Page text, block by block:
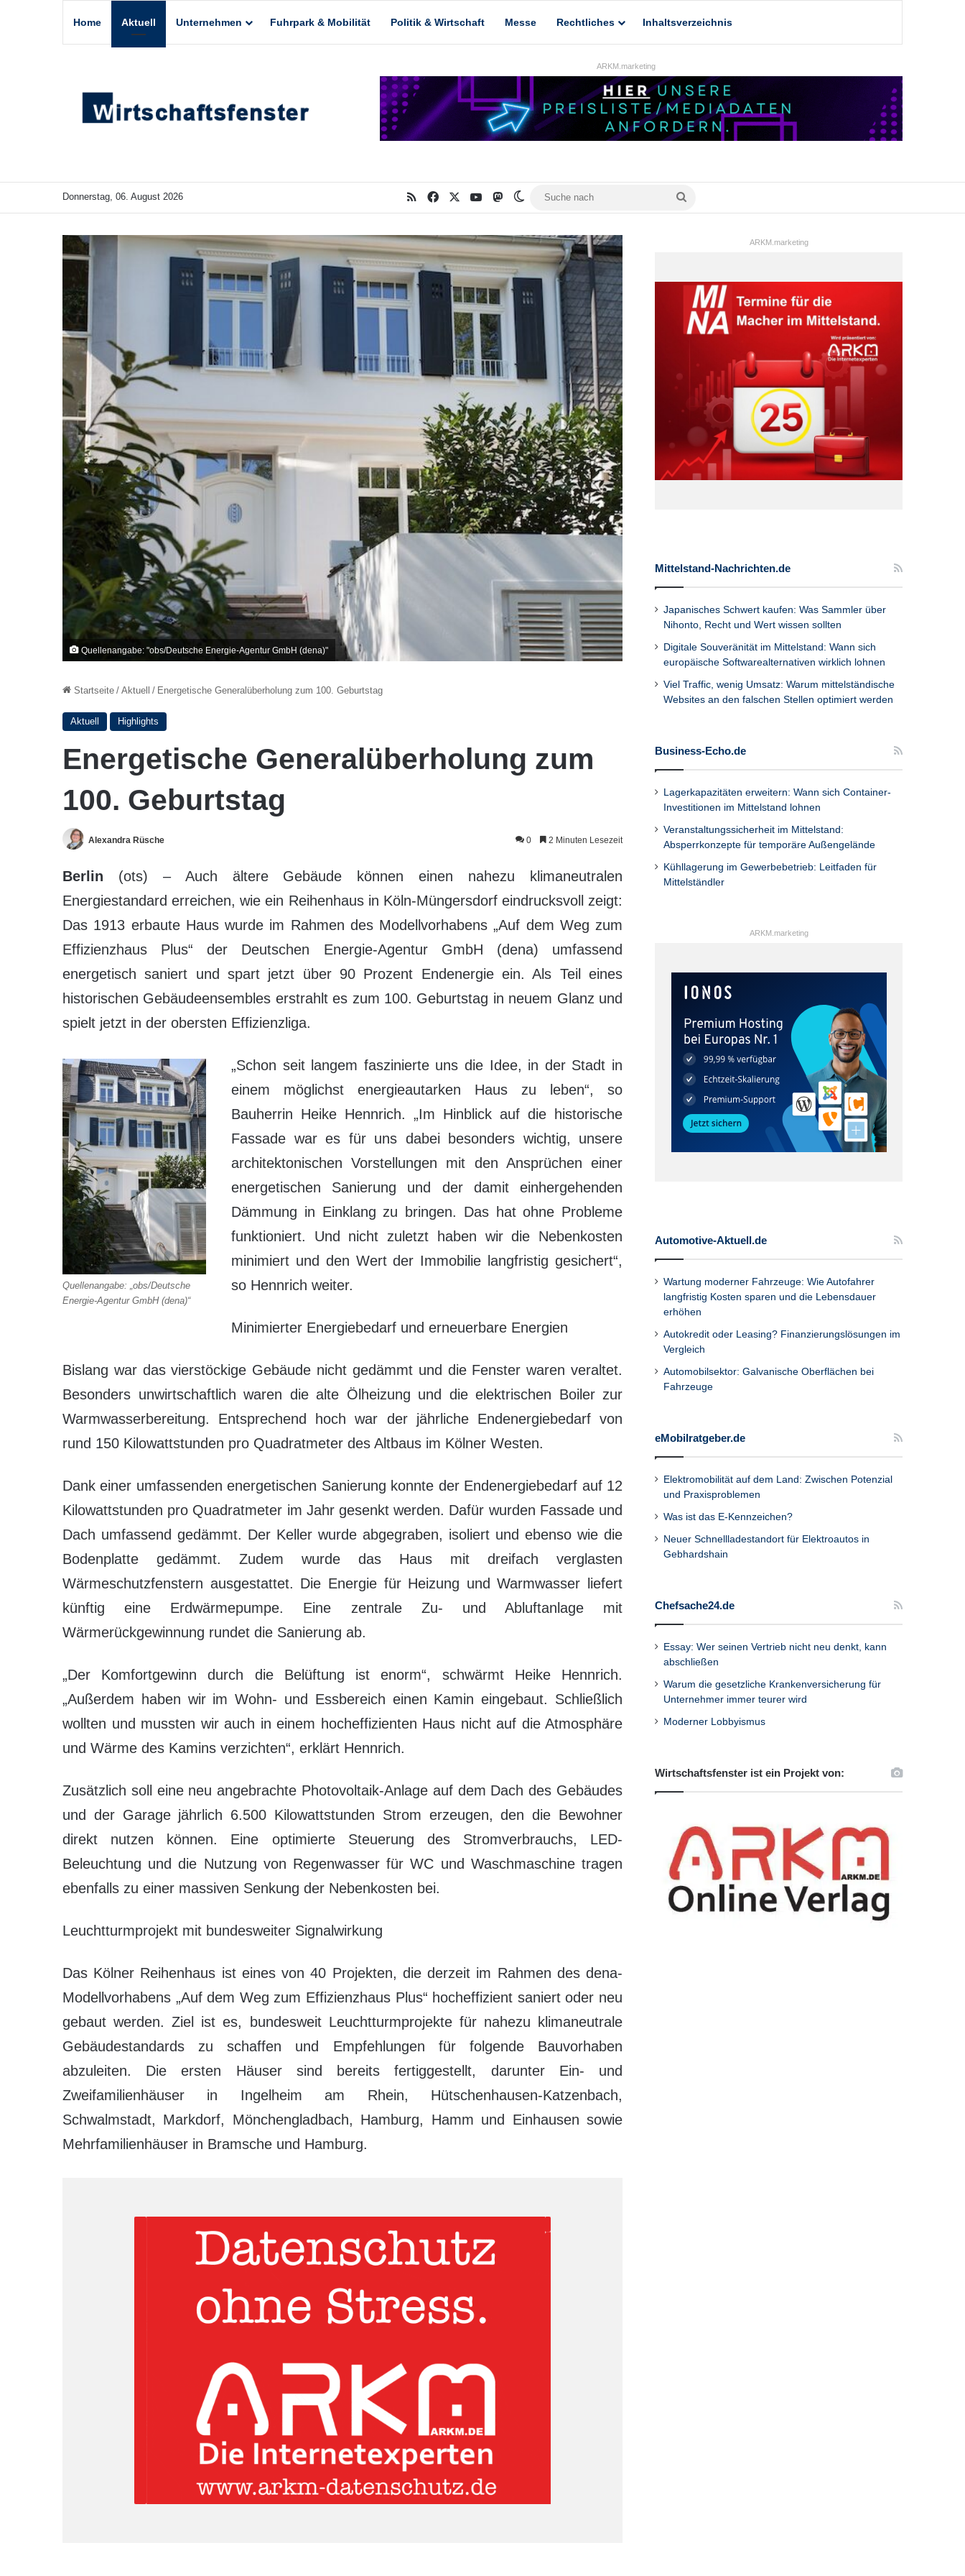
Home Aktuell Unternehmen Fuhrpark & Mobilität Politik & Wirtschaft Messe Rechtliches Inhaltsverzeichnis
ARKM.marketing
Donnerstag, 06. August 2026 RSS Facebook YouTubeMastodonSkin umschalten
Quellenangabe: "obs/Deutsche Energie-Agentur GmbH (dena)"
Startseite / Aktuell / Energetische Generalüberholung zum 100. Geburtstag
Aktuell Highlights
Energetische Generalüberholung zum
100. Geburtstag
Alexandra Rüsche 0 2 Minuten Lesezeit
Berlin (ots) – Auch ältere Gebäude können einen nahezu klimaneutralen
Energiestandard erreichen, wie ein Reihenhaus in Köln-Müngersdorf eindrucksvoll zeigt:
Das 1913 erbaute Haus wurde im Rahmen des Modellvorhabens „Auf dem Weg zum
Effizienzhaus Plus“ der Deutschen Energie-Agentur GmbH (dena) umfassend
energetisch saniert und spart jetzt über 90 Prozent Endenergie ein. Als Teil eines
historischen Gebäudeensembles erstrahlt es zum 100. Geburtstag in neuem Glanz und
spielt jetzt in der obersten Effizienzliga.
Quellenangabe: „obs/Deutsche
Energie-Agentur GmbH (dena)“
„Schon seit langem faszinierte uns die Idee, in der Stadt in
einem möglichst energieautarken Haus zu leben“, so
Bauherrin Heike Hennrich. „Im Hinblick auf die historische
Fassade war es für uns dabei besonders wichtig, unsere
architektonischen Vorstellungen mit den Ansprüchen einer
energetischen Sanierung und der damit einhergehenden
Dämmung in Einklang zu bringen. Das hat ohne Probleme
funktioniert. Und nicht zuletzt haben wir die Nebenkosten
minimiert und den Wert der Immobilie langfristig gesichert“,
so Hennrich weiter.
Minimierter Energiebedarf und erneuerbare Energien
Bislang war das vierstöckige Gebäude nicht gedämmt und die Fenster waren veraltet.
Besonders unwirtschaftlich waren die alte Ölheizung und die elektrischen Boiler zur
Warmwasserbereitung. Entsprechend hoch war der jährliche Endenergiebedarf von
rund 150 Kilowattstunden pro Quadratmeter des Altbaus im Kölner Westen.
Dank einer umfassenden energetischen Sanierung konnte der Endenergiebedarf auf 12
Kilowattstunden pro Quadratmeter im Jahr gesenkt werden. Dafür wurden Fassade und
Dach umfassend gedämmt. Der Keller wurde abgegraben, isoliert und ebenso wie die
Bodenplatte gedämmt. Zudem wurde das Haus mit dreifach verglasten
Wärmeschutzfenstern ausgestattet. Die Energie für Heizung und Warmwasser liefert
künftig eine Erdwärmepumpe. Eine zentrale Zu- und Abluftanlage mit
Wärmerückgewinnung rundet die Sanierung ab.
„Der Komfortgewinn durch die Belüftung ist enorm“, schwärmt Heike Hennrich.
„Außerdem haben wir im Wohn- und Essbereich einen Kamin eingebaut. Schließlich
wollten und mussten wir auch in einem hocheffizienten Haus nicht auf die Atmosphäre
und Wärme des Kamins verzichten“, erklärt Hennrich.
Zusätzlich soll eine neu angebrachte Photovoltaik-Anlage auf dem Dach des Gebäudes
und der Garage jährlich 6.500 Kilowattstunden Strom erzeugen, den die Bewohner
direkt nutzen können. Eine optimierte Steuerung des Stromverbrauchs, LED-
Beleuchtung und die Nutzung von Regenwasser für WC und Waschmaschine tragen
ebenfalls zu einer massiven Senkung der Nebenkosten bei.
Leuchtturmprojekt mit bundesweiter Signalwirkung
Das Kölner Reihenhaus ist eines von 40 Projekten, die derzeit im Rahmen des dena-
Modellvorhabens „Auf dem Weg zum Effizienzhaus Plus“ hocheffizient saniert oder neu
gebaut werden. Ziel ist es, bundesweit Leuchtturmprojekte für nahezu klimaneutrale
Gebäudestandards zu schaffen und Empfehlungen für folgende Bauvorhaben
abzuleiten. Die ersten Häuser sind bereits fertiggestellt, darunter Ein- und
Zweifamilienhäuser in Ingelheim am Rhein, Hütschenhausen-Katzenbach,
Schwalmstadt, Markdorf, Mönchengladbach, Hamburg, Hamm und Einhausen sowie
Mehrfamilienhäuser in Bramsche und Hamburg.
ARKM.marketing
Mittelstand-Nachrichten.de
Japanisches Schwert kaufen: Was Sammler über
Nihonto, Recht und Wert wissen sollten
Digitale Souveränität im Mittelstand: Wann sich
europäische Softwarealternativen wirklich lohnen
Viel Traffic, wenig Umsatz: Warum mittelständische
Websites an den falschen Stellen optimiert werden
Business-Echo.de
Lagerkapazitäten erweitern: Wann sich Container-
Investitionen im Mittelstand lohnen
Veranstaltungssicherheit im Mittelstand:
Absperrkonzepte für temporäre Außengelände
Kühllagerung im Gewerbebetrieb: Leitfaden für
Mittelständler
ARKM.marketing
Automotive-Aktuell.de
Wartung moderner Fahrzeuge: Wie Autofahrer
langfristig Kosten sparen und die Lebensdauer
erhöhen
Autokredit oder Leasing? Finanzierungslösungen im
Vergleich
Automobilsektor: Galvanische Oberflächen bei
Fahrzeuge
eMobilratgeber.de
Elektromobilität auf dem Land: Zwischen Potenzial
und Praxisproblemen
Was ist das E-Kennzeichen?
Neuer Schnellladestandort für Elektroautos in
Gebhardshain
Chefsache24.de
Essay: Wer seinen Vertrieb nicht neu denkt, kann
abschließen
Warum die gesetzliche Krankenversicherung für
Unternehmer immer teurer wird
Moderner Lobbyismus
Wirtschaftsfenster ist ein Projekt von: